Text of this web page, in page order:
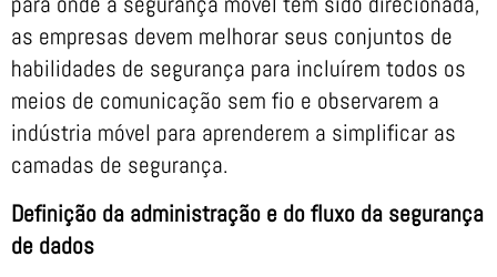
as empresas devem melhorar seus conjuntos de
habilidades de segurança para incluírem todos os
meios de comunicação sem fio e observarem a
indústria móvel para aprenderem a simplificar as
camadas de segurança.
Definição da administração e do fluxo da segurança
de dados